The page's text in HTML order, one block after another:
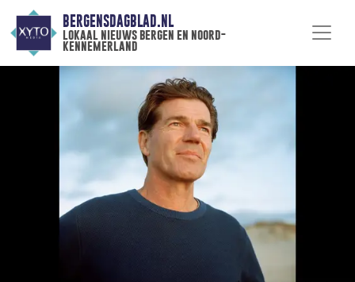
BERGENSDAGBLAD.NL
lokaal nieuws bergen en noord-
kennemerland